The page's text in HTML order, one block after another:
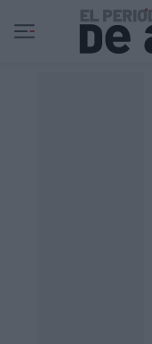
Ir al contenido principal